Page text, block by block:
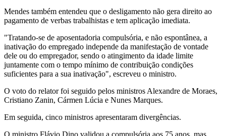
Mendes também entendeu que o desligamento não gera direito ao
pagamento de verbas trabalhistas e tem aplicação imediata.
"Tratando-se de aposentadoria compulsória, e não espontânea, a
inativação do empregado independe da manifestação de vontade
dele ou do empregador, sendo o atingimento da idade limite
juntamente com o tempo mínimo de contribuição condições
suficientes para a sua inativação", escreveu o ministro.
O voto do relator foi seguido pelos ministros Alexandre de Moraes,
Cristiano Zanin, Cármen Lúcia e Nunes Marques.
Em seguida, cinco ministros apresentaram divergências.
O ministro Flávio Dino validou a compulsória aos 75 anos, mas